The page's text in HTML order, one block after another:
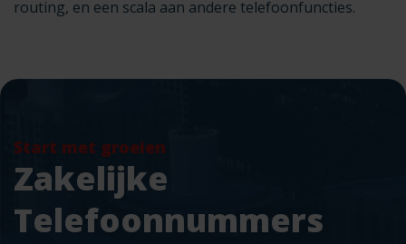
routing, en een scala aan andere telefoonfuncties.
Start met groeien
Zakelijke
Telefoonnummers